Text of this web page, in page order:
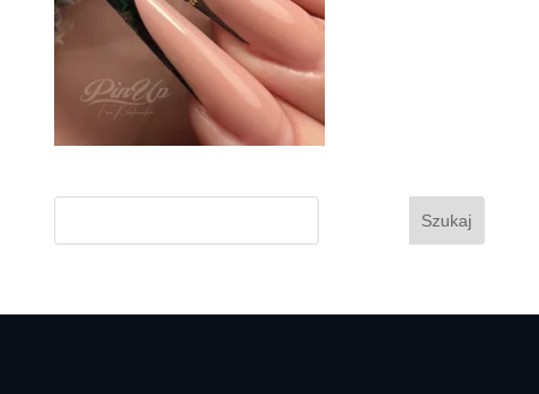
Szukaj